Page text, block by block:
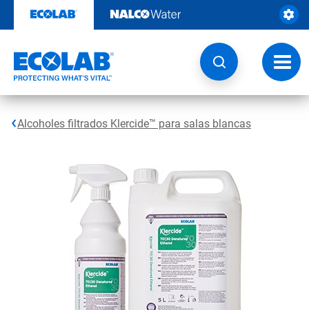
contenido
Botón
de
Alcoholes filtrados Klercide™ para salas blancas